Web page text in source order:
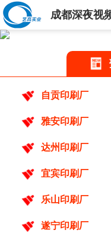
成都深夜视
自贡印刷厂
雅安印刷厂
达州印刷厂
宜宾印刷厂
乐山印刷厂
遂宁印刷厂